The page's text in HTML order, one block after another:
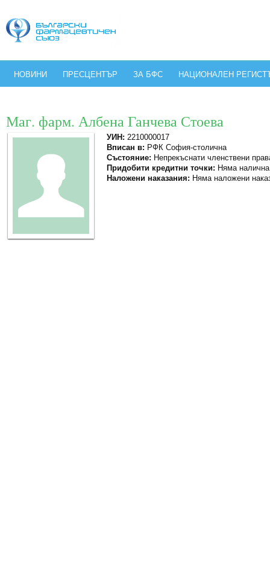
НОВИНИ ПРЕСЦЕНТЪР ЗА БФС НАЦИОНАЛЕН
Маг. фарм. Албена Ганчева Стоева
УИН: 2210000017
Вписан в: РФК София-столична
Състояние: Непрекъснати членствени
Придобити кредитни точки: Няма
Наложени наказания: Няма наложени